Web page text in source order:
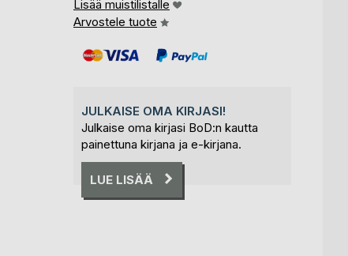
Lisää muistilistalle
Arvostele tuote
JULKAISE OMA KIRJASI!
Julkaise oma kirjasi BoD:n kautta
painettuna kirjana ja e-kirjana.
LUE LISÄÄ